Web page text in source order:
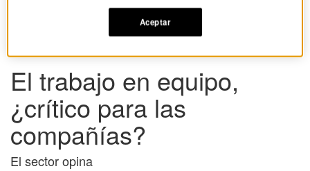
Habilidades directivas
El trabajo en equipo, ¿crítico para las compañías?
El trabajo en equipo,
¿crítico para las
compañías?
El sector opina
Aceptar